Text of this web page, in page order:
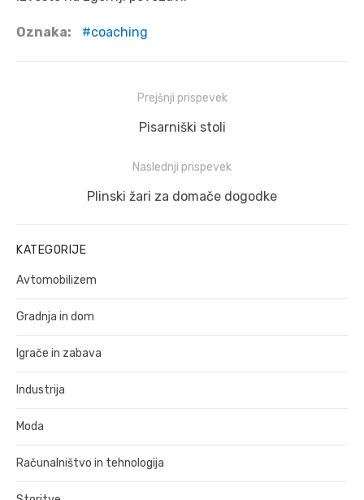
Oznaka: coaching
Prejšnji prispevek
Prejšnji
Pisarniški stoli
Naslednji prispevek
Naslednji
Plinski žari za domače dogodke
KATEGORIJE
Avtomobilizem
Gradnja in dom
Igrače in zabava
Industrija
Moda
Računalništvo in tehnologija